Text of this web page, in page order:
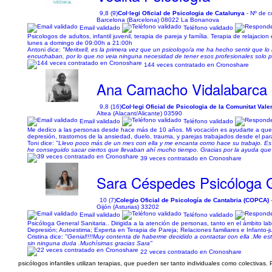
9,8 (9)Col·legi Oficial de Psicologia de Catalunya - Nº de
Barcelona (Barcelona) 08022 La Bonanova
Email validado
Teléfono validado
Psicologos de adultos, infantil juvenil, terapia de pareja y família. Terapia de
lunes a domingo de 09:00h a 21:00h
Antoni dice: "Meritxell, es la primera vez que un psicologo/a me ha hecho sentir que
encuchaban, por lo que no veia ninguna necesidad de tener esos profesionales solo
144 veces contratado en Cronoshare
Ana Camacho Vidalabarca
9,8 (16)Col·legi Oficial de Psicologia de la Comunitat
Altea (Alacant/Alicante) 03590
Email validado
Teléfono validado
Me dedico a las personas desde hace más de 10 años. Mi vocación es ayudarte a
depresión, trastornos de la ansiedad, duelo, trauma, y parejas trabajados desde el
Toni dice: "Llevo poco más de un mes con ella y me encanta como hace su trabajo.
he conseguido sacar ciertos que llevaban ahí mucho tiempo. Gracias por la ayuda
39 veces contratado en Cronoshare
Sara Céspedes Psicóloga
10 (7)Colegio Oficial de Psicología de Cantabria (COPCA)
Gijón (Asturias) 33202
Email validado
Teléfono validado
Psicóloga General Sanitaria.. Dirigida a la atención de personas, tanto en el ámbito
Depresión; Autoestima; Experta en Terapia de Pareja; Relaciones familiares e
Cristina dice: "Genial!!!!Muy contenta de haberme decidido a contactar con ella .Me
sin ninguna duda .Muchísimas gracias Sara"
22 veces contratado en Cronoshare
psicólogos infantiles utilizan terapias, que pueden ser tanto individuales como